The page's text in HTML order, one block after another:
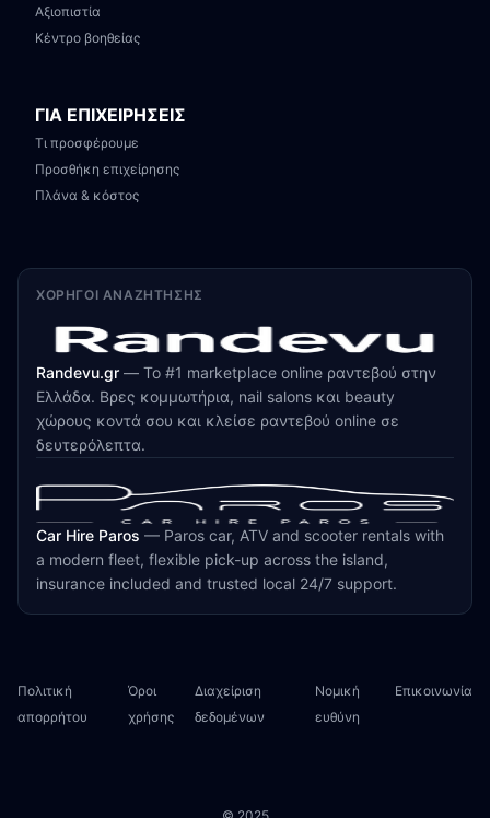
Αξιοπιστία
Κέντρο βοηθείας
ΓΙΑ ΕΠΙΧΕΙΡΗΣΕΙΣ
Τι προσφέρουμε
Προσθήκη επιχείρησης
Πλάνα & κόστος
ΧΟΡΗΓΟΊ ΑΝΑΖΉΤΗΣΗΣ
Randevu.gr — Το #1 marketplace online ραντεβού στην
Ελλάδα. Βρες κομμωτήρια, nail salons και beauty
χώρους κοντά σου και κλείσε ραντεβού online σε
δευτερόλεπτα.
Car Hire Paros — Paros car, ATV and scooter rentals with
a modern fleet, flexible pick-up across the island,
insurance included and trusted local 24/7 support.
Πολιτική
απορρήτου
Όροι
χρήσης
Διαχείριση
δεδομένων
Νομική
ευθύνη
Επικοινωνία